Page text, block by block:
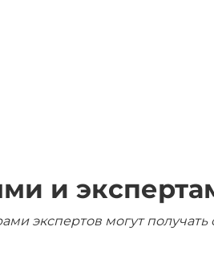
и
экспертов могут